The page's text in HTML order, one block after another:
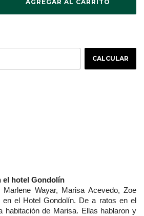
CALCULAR
el hotel Gondolín
Wayar, Marisa Acevedo, Zoe
en el Hotel Gondolín. De a ratos en el
habitación de Marisa. Ellas hablaron y